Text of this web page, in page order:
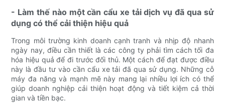
- Làm thế nào một cần cẩu xe tải dịch vụ đã qua sử
dụng có thể cải thiện hiệu quả
Trong môi trường kinh doanh cạnh tranh và nhịp độ nhanh
ngày nay, điều cần thiết là các công ty phải tìm cách tối đa
hóa hiệu quả để đi trước đối thủ. Một cách để đạt được điều
này là đầu tư vào cần cẩu xe tải đã qua sử dụng. Những cỗ
máy đa năng và mạnh mẽ này mang lại nhiều lợi ích có thể
giúp doanh nghiệp cải thiện hoạt động và tiết kiệm cả thời
gian và tiền bạc.